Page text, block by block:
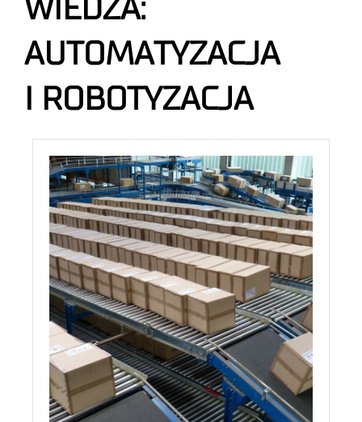
WIEDZA:
AUTOMATYZACJA
I ROBOTYZACJA